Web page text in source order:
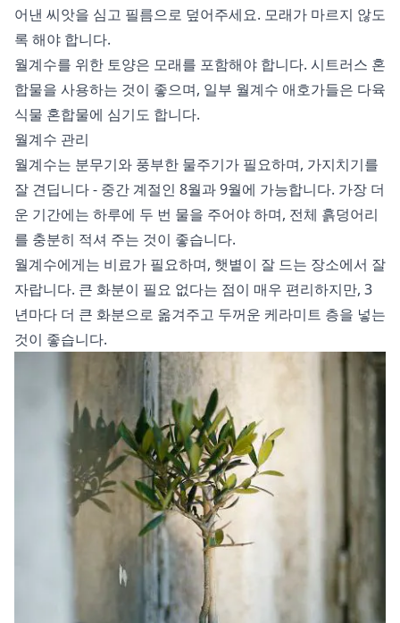
어낸 씨앗을 심고 필름으로 덮어주세요. 모래가 마르지 않도
록 해야 합니다.
월계수를 위한 토양은 모래를 포함해야 합니다. 시트러스 혼
합물을 사용하는 것이 좋으며, 일부 월계수 애호가들은 다육
식물 혼합물에 심기도 합니다.
월계수 관리
월계수는 분무기와 풍부한 물주기가 필요하며, 가지치기를
잘 견딥니다 - 중간 계절인 8월과 9월에 가능합니다. 가장 더
운 기간에는 하루에 두 번 물을 주어야 하며, 전체 흙덩어리
를 충분히 적셔 주는 것이 좋습니다.
월계수에게는 비료가 필요하며, 햇볕이 잘 드는 장소에서 잘
자랍니다. 큰 화분이 필요 없다는 점이 매우 편리하지만, 3
년마다 더 큰 화분으로 옮겨주고 두꺼운 케라미트 층을 넣는
것이 좋습니다.